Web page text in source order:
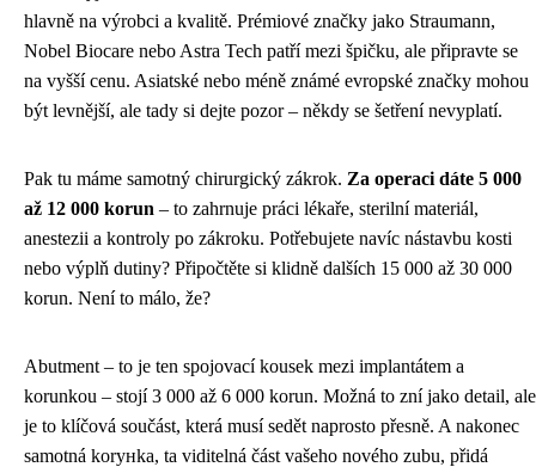
hlavně na výrobci a kvalitě. Prémiové značky jako Straumann,
Nobel Biocare nebo Astra Tech patří mezi špičku, ale připravte se
na vyšší cenu. Asiatské nebo méně známé evropské značky mohou
být levnější, ale tady si dejte pozor – někdy se šetření nevyplatí.
Pak tu máme samotný chirurgický zákrok. Za operaci dáte 5 000
až 12 000 korun – to zahrnuje práci lékaře, sterilní materiál,
anestezii a kontroly po zákroku. Potřebujete navíc nástavbu kosti
nebo výplň dutiny? Připočtěte si klidně dalších 15 000 až 30 000
korun. Není to málo, že?
Abutment – to je ten spojovací kousek mezi implantátem a
korunkou – stojí 3 000 až 6 000 korun. Možná to zní jako detail, ale
je to klíčová součást, která musí sedět naprosto přesně. A nakonec
samotná korунka, ta viditelná část vašeho nového zubu, přidá